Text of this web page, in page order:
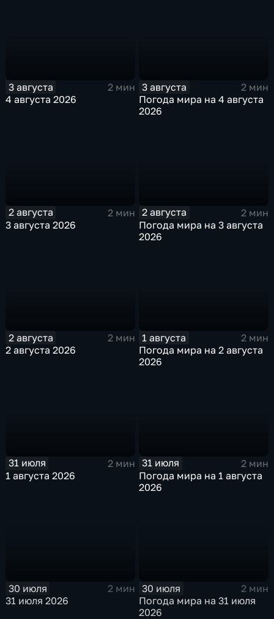
3 августа
2 мин
4 августа 2026
3 августа
2 мин
Погода мира на 4 августа
2026
2 августа
2 мин
3 августа 2026
2 августа
2 мин
Погода мира на 3 августа
2026
2 августа
2 мин
2 августа 2026
1 августа
2 мин
Погода мира на 2 августа
2026
31 июля
2 мин
1 августа 2026
31 июля
2 мин
Погода мира на 1 августа
2026
30 июля
2 мин
31 июля 2026
30 июля
2 мин
Погода мира на 31 июля
2026